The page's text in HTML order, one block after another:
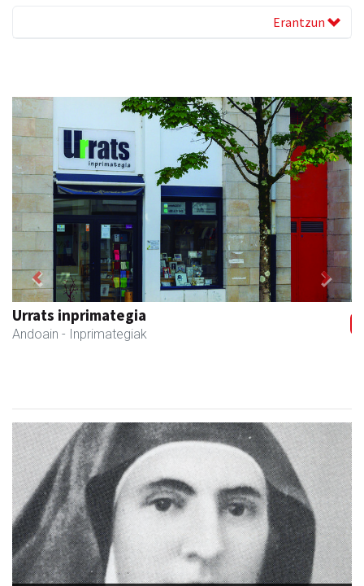
Erantzun
Amabi haur eta gazte jantziak
Andoain - Arropa-dendak
Previous Next